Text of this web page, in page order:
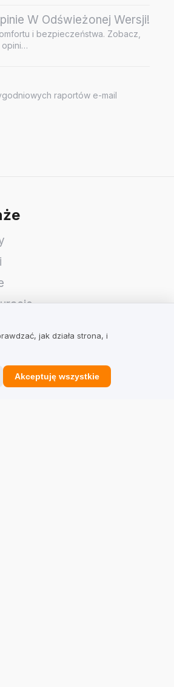
W Odświeżonej Wersji!
i bezpieczeństwa. Zobacz,
opini…
raportów e-mail
jak działa strona, i
Akceptuję wszystkie